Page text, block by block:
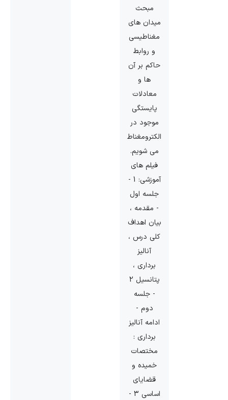
مبحث
میدان های
مغناطیسی
و روابط
حاکم بر آن
ها و
معادلات
پایستگی
موجود در
الکترومغناطیس
می شویم.
فیلم های
آموزشی: 1 -
جلسه اول
- مقدمه ،
بیان اهداف
کلی درس ،
آنالیز
برداری ،
پتانسیل 2
- جلسه
دوم -
ادامه آنالیز
برداری :
مختصات
خمیده و
قضایای
اساسی 3 -